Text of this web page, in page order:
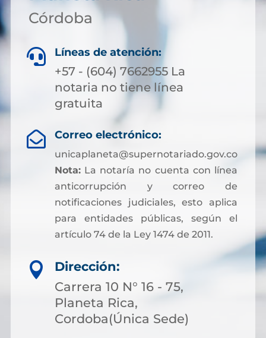
Córdoba
 Líneas de atención:
+57 - (604) 7662955 La
notaria no tiene línea
gratuita
 Correo electrónico:
unicaplaneta@supernotariado.gov.co
Nota:La notaría no cuenta con línea
anticorrupción y correo de
notificaciones judiciales, esto aplica
para entidades públicas, según el
artículo 74 de la Ley 1474 de 2011.

Dirección:
Carrera 10 N° 16 - 75,
Planeta Rica,
Cordoba(Única Sede)